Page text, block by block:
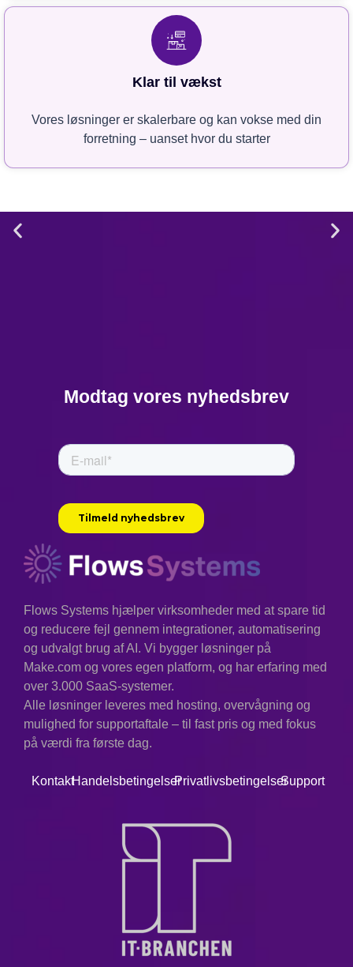
Klar til vækst
Vores løsninger er skalerbare og kan vokse med din
forretning – uanset hvor du starter
“We shape our tools, and
thereafter our tools shape
our work and life, and it
allows us to adapt more
harmonizes systems and
creativity.”
"Cybernetics"
Kontekst:Wiener var banebrydende
inden for tanken om automatiseringens
effekt på både mennesker og maskiner
og så dens potentiale som et middel til
fremgang.
Modtag vores nyhedsbrev
Flows Systems hjælper virksomheder med at spare tid
og reducere fejl gennem integrationer, automatisering
og udvalgt brug af AI. Vi bygger løsninger på
Make.com og vores egen platform, og har erfaring med
over 3.000 SaaS-systemer.
Alle løsninger leveres med hosting, overvågning og
mulighed for supportaftale – til fast pris og med fokus
på værdi fra første dag.
KontaktHandelsbetingelserPrivatlivsbetingelserSupport